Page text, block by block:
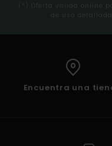
(*) Oferta valida online
de uso
Encuentra una